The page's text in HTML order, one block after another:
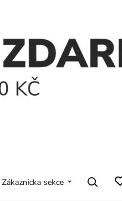
Zákaznicka sekce